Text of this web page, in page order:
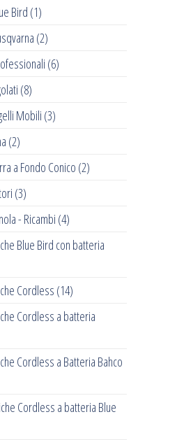
Bird (1)
(2)
(6)
(8)
Mobili (3)
(2)
a Fondo Conico (2)
(3)
- Ricambi (4)
Blue Bird con batteria
Cordless (14)
Cordless a batteria
Cordless a Batteria Bahco
Cordless a batteria Blue